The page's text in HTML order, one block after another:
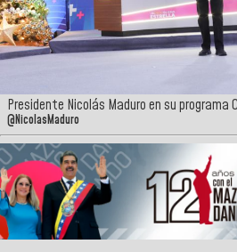
Presidente Nicolás Maduro en su programa
@NicolasMaduro